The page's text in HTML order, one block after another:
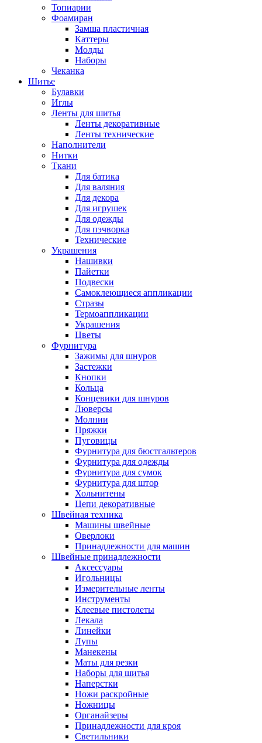
Топиарии
Фоамиран
Замша пластичная
Каттеры
Молды
Наборы
Чеканка
Шитье
Булавки
Иглы
Ленты для шитья
Ленты декоративные
Ленты технические
Наполнители
Нитки
Ткани
Для батика
Для валяния
Для декора
Для игрушек
Для одежды
Для пэчворка
Технические
Украшения
Нашивки
Пайетки
Подвески
Самоклеющиеся аппликации
Стразы
Термоаппликации
Украшения
Цветы
Фурнитура
Зажимы для шнуров
Застежки
Кнопки
Кольца
Концевики для шнуров
Люверсы
Молнии
Пряжки
Пуговицы
Фурнитура для бюстгальтеров
Фурнитура для одежды
Фурнитура для сумок
Фурнитура для штор
Хольнитены
Цепи декоративные
Швейная техника
Машины швейные
Оверлоки
Принадлежности для машин
Швейные принадлежности
Аксессуары
Игольницы
Измерительные ленты
Инструменты
Клеевые пистолеты
Лекала
Линейки
Лупы
Манекены
Маты для резки
Наборы для шитья
Наперстки
Ножи раскройные
Ножницы
Органайзеры
Принадлежности для кроя
Светильники